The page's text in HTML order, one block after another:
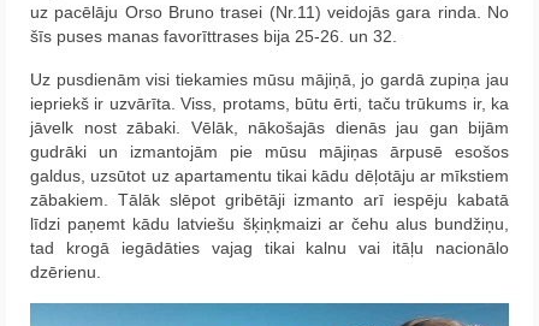
uz pacēlāju Orso Bruno trasei (Nr.11) veidojās gara rinda. No
šīs puses manas favorīttrases bija 25-26. un 32.
Uz pusdienām visi tiekamies mūsu mājiņā, jo gardā zupiņa jau
iepriekš ir uzvārīta. Viss, protams, būtu ērti, taču trūkums ir, ka
jāvelk nost zābaki. Vēlāk, nākošajās dienās jau gan bijām
gudrāki un izmantojām pie mūsu mājiņas ārpusē esošos
galdus, uzsūtot uz apartamentu tikai kādu dēļotāju ar mīkstiem
zābakiem. Tālāk slēpot gribētāji izmanto arī iespēju kabatā
līdzi paņemt kādu latviešu šķiņķmaizi ar čehu alus bundžiņu,
tad krogā iegādāties vajag tikai kalnu vai itāļu nacionālo
dzērienu.